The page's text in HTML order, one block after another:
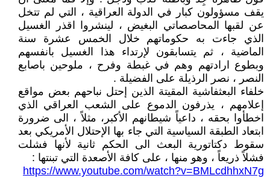
يقف مسؤولون كبار في الدولة العراقية ، التي لم تتخل
عن لقبها المحاصصاتي البغيض ، لينشروا اقذر الغسيل
الذي جاءت به حكوماتهم خلال الخمس عشرة سنة
الماضية ، ثم يتسابقون لإرتداء هذا الغسيل بانفسهم
وبطوع ارادتهم وهم في غبطة وفرح ، ملوحين باصابع
النصر ، نصر الرذيلة على الفضيلة .
خلفاء البعثفاشية المقيتة الذين إحتل نباحهم بعض مواقع
إعلامهم ، يذرفون الدموع على الشعب العراقي الذي
اخطأوا بحقه ، داعياً شيطانهم الأكبر، مثلاً ، الى ضرورة
ابتعاد الطبقة السياسية التي جاء بها الإحتلال الأمريكي بعد
سقوط دكتاتورية البعث الى الحكم ثانية لأنها فشلت
فشلاً ذريعاً ، وهو منها ، على كافة الأصعدة التي تبنتها :
https://www.youtube.com/watch?v=BMLcdhhxN7g